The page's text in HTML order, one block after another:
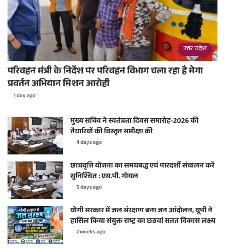
उत्तर प्रदेश
परिवहन मंत्री के निर्देश पर परिवहन विभाग चला रहा है मेगा
प्रवर्तन अभियान मिशन आरोही
1 day ago
मुख्य सचिव ने स्वतंत्रता दिवस समारोह-2026 की
तैयारियों की विस्तृत समीक्षा की
4 days ago
छात्रवृत्ति योजना का समयबद्ध एवं पारदर्शी संचालन करें
सुनिश्चित : एस.पी. गोयल
5 days ago
योगी सरकार में जल संरक्षण बना जन आंदोलन, यूपी ने
हासिल किया संयुक्त राष्ट्र का छठवां सतत विकास लक्ष्य
2 weeks ago